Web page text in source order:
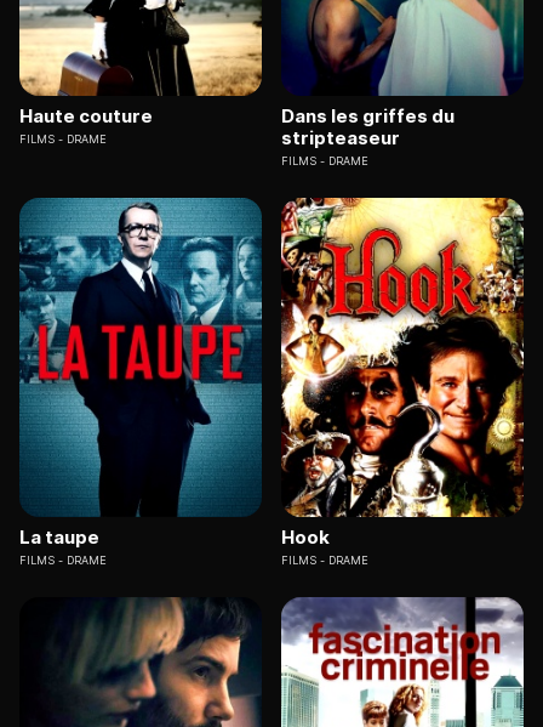
Haute couture
FILMS DRAME
Dans les griffes du
stripteaseur
FILMS DRAME
La taupe
FILMS DRAME
Hook
FILMS DRAME